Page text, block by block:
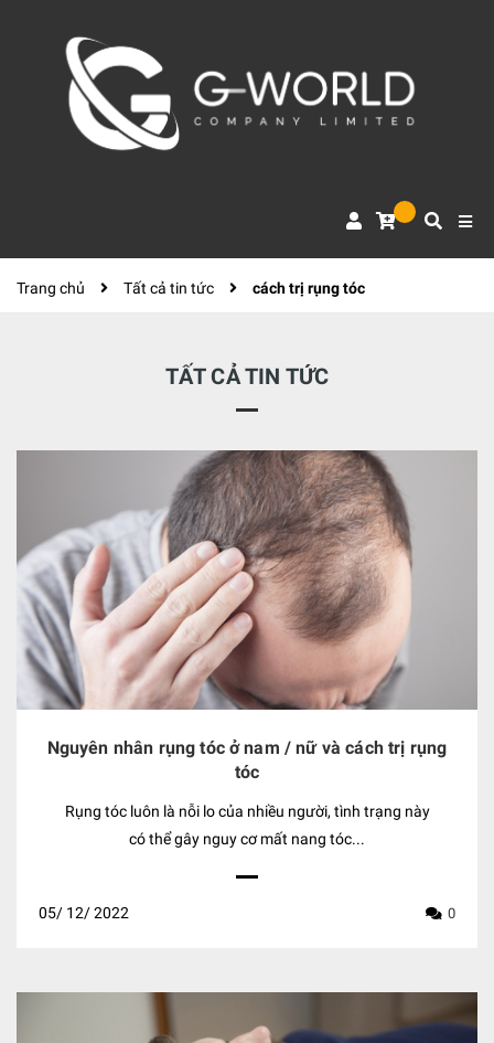
Trang chủ Tất cả tin tức cách trị rụng tóc
TẤT CẢ TIN TỨC
Nguyên nhân rụng tóc ở nam / nữ và cách trị rụng
tóc
Rụng tóc luôn là nỗi lo của nhiều người, tình trạng này
có thể gây nguy cơ mất nang tóc...
05/ 12/2022 0